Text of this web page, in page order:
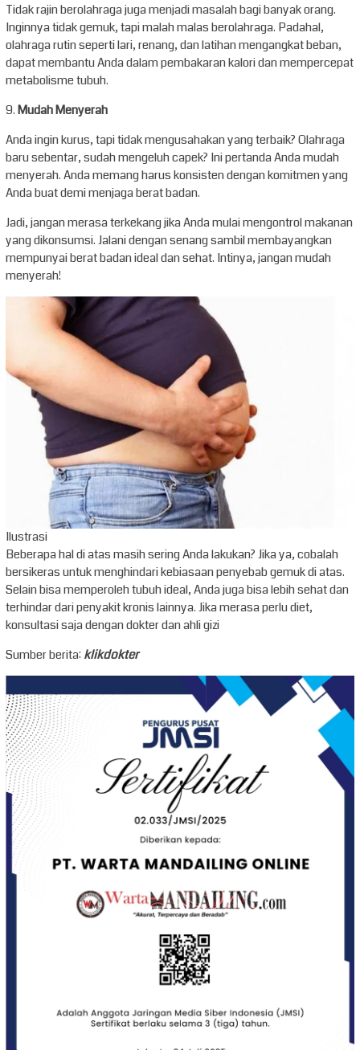
Tidak rajin berolahraga juga menjadi masalah bagi banyak orang.
Inginnya tidak gemuk, tapi malah malas berolahraga. Padahal,
olahraga rutin seperti lari, renang, dan latihan mengangkat beban,
dapat membantu Anda dalam pembakaran kalori dan mempercepat
metabolisme tubuh.
9.Mudah Menyerah
Anda ingin kurus, tapi tidak mengusahakan yang terbaik? Olahraga
baru sebentar, sudah mengeluh capek? Ini pertanda Anda mudah
menyerah. Anda memang harus konsisten dengan komitmen yang
Anda buat demi menjaga berat badan.
Jadi, jangan merasa terkekang jika Anda mulai mengontrol makanan
yang dikonsumsi. Jalani dengan senang sambil membayangkan
mempunyai berat badan ideal dan sehat. Intinya, jangan mudah
menyerah!
Ilustrasi
Beberapa hal di atas masih sering Anda lakukan? Jika ya, cobalah
bersikeras untuk menghindari kebiasaan penyebab gemuk di atas.
Selain bisa memperoleh tubuh ideal, Anda juga bisa lebih sehat dan
terhindar dari penyakit kronis lainnya. Jika merasa perlu diet,
konsultasi saja dengan dokter dan ahli gizi
Sumber berita: klikdokter